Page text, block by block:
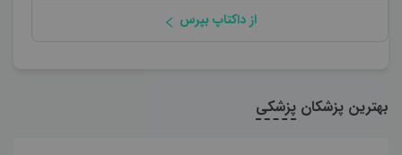
از داکتاپ بپرس
بهترین پزشکان پزشکی